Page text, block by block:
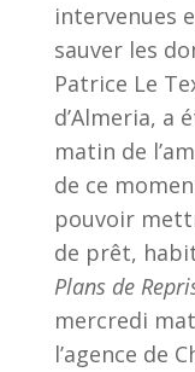
intervenues
sauver les
Patrice Le
d’Almeria, a
matin de
de ce
pouvoir
de prêt,
Plans de
mercredi
l’agence de